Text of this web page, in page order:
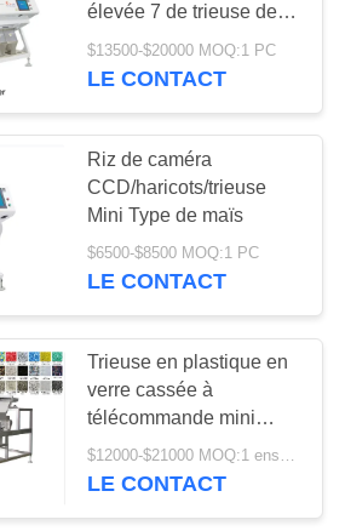
de riz
51
grains
29
élevée 7 de trieuse de
couleur de noix de cajou
de CCD
$13500-$20000 MOQ:1 PC
LE CONTACT
Riz de caméra
CCD/haricots/trieuse
Mini Type de maïs
$6500-$8500 MOQ:1 PC
LE CONTACT
Trieuse en plastique en
verre cassée à
télécommande mini
500kg/H de couleur
$12000-$21000 MOQ:1 ensemble
LE CONTACT